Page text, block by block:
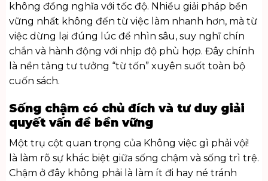
không đồng nghĩa với tốc độ. Nhiều giải pháp bền
vững nhất không đến từ việc làm nhanh hơn, mà từ
việc dừng lại đúng lúc để nhìn sâu, suy nghĩ chín
chắn và hành động với nhịp độ phù hợp. Đây chính
là nền tảng tư tưởng “từ tốn” xuyên suốt toàn bộ
cuốn sách.
Sống chậm có chủ đích và tư duy giải
quyết vấn đề bền vững
Một trụ cột quan trọng của Không việc gì phải vội!
là làm rõ sự khác biệt giữa sống chậm và sống trì trệ.
Chậm ở đây không phải là làm ít đi hay né tránh